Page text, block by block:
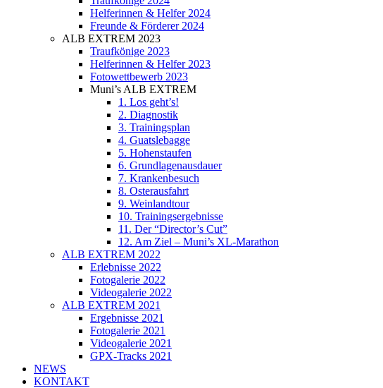
Helferinnen & Helfer 2024
Freunde & Förderer 2024
ALB EXTREM 2023
Traufkönige 2023
Helferinnen & Helfer 2023
Fotowettbewerb 2023
Muni’s ALB EXTREM
1. Los geht’s!
2. Diagnostik
3. Trainingsplan
4. Guatslebagge
5. Hohenstaufen
6. Grundlagenausdauer
7. Krankenbesuch
8. Osterausfahrt
9. Weinlandtour
10. Trainingsergebnisse
11. Der “Director’s Cut”
12. Am Ziel – Muni’s XL-Marathon
ALB EXTREM 2022
Erlebnisse 2022
Fotogalerie 2022
Videogalerie 2022
ALB EXTREM 2021
Ergebnisse 2021
Fotogalerie 2021
Videogalerie 2021
GPX-Tracks 2021
NEWS
KONTAKT